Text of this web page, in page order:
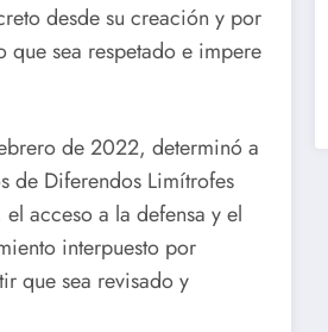
desde su creación y por
que sea respetado e impere
de 2022, determinó a
de Diferendos Limítrofes
acceso a la defensa y el
interpuesto por
que sea revisado y